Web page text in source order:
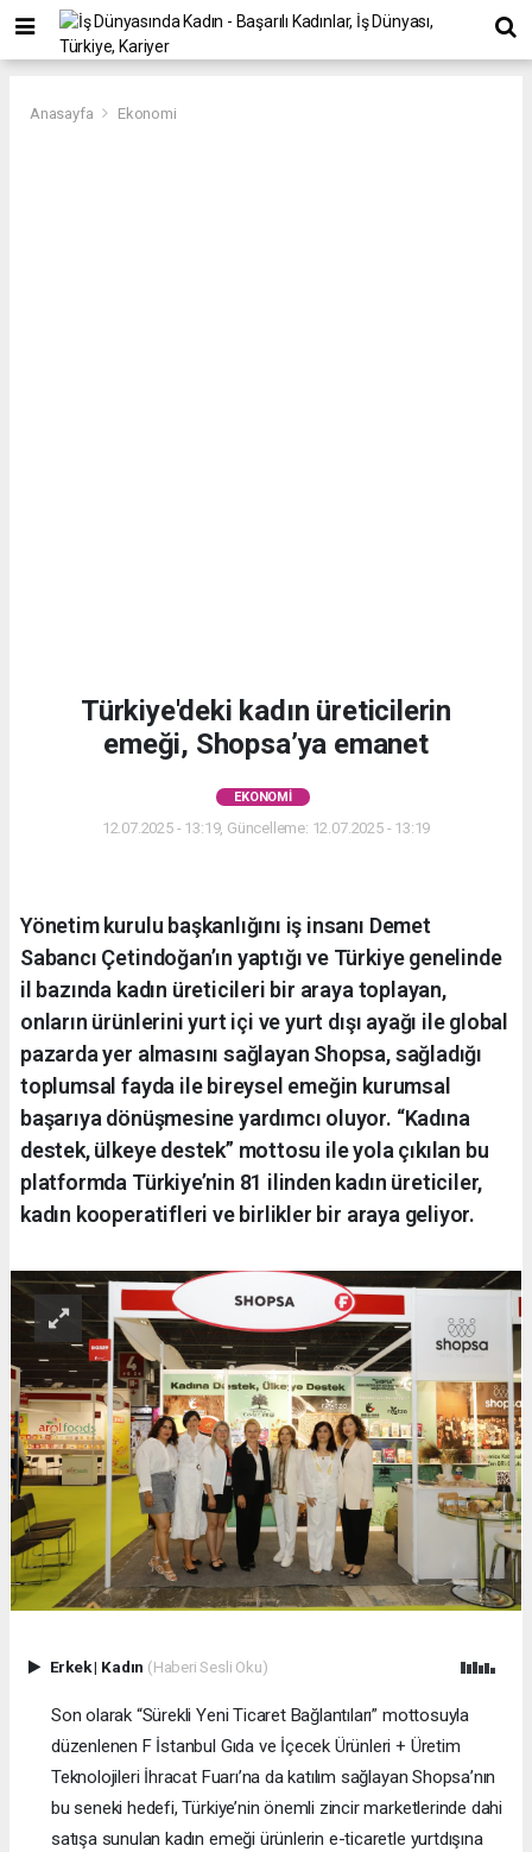
Anasayfa Ekonomi
Türkiye'deki kadın üreticilerin
emeği, Shopsa’ya emanet
EKONOMI
12.07.2025 - 13:19, Güncelleme: 12.07.2025 - 13:19
Yönetim kurulu başkanlığını iş insanı Demet
Sabancı Çetindoğan’ın yaptığı ve Türkiye genelinde
il bazında kadın üreticileri bir araya toplayan,
onların ürünlerini yurt içi ve yurt dışı ayağı ile global
pazarda yer almasını sağlayan Shopsa, sağladığı
toplumsal fayda ile bireysel emeğin kurumsal
başarıya dönüşmesine yardımcı oluyor. “Kadına
destek, ülkeye destek” mottosu ile yola çıkılan bu
platformda Türkiye’nin 81 ilinden kadın üreticiler,
kadın kooperatifleri ve birlikler bir araya geliyor.
Erkek| Kadın (Haberi Sesli Oku)
Son olarak “Sürekli Yeni Ticaret Bağlantıları” mottosuyla
düzenlenen F İstanbul Gıda ve İçecek Ürünleri + Üretim
Teknolojileri İhracat Fuarı’na da katılım sağlayan Shopsa’nın
bu seneki hedefi, Türkiye’nin önemli zincir marketlerinde dahi
satışa sunulan kadın emeği ürünlerin e-ticaretle yurtdışına